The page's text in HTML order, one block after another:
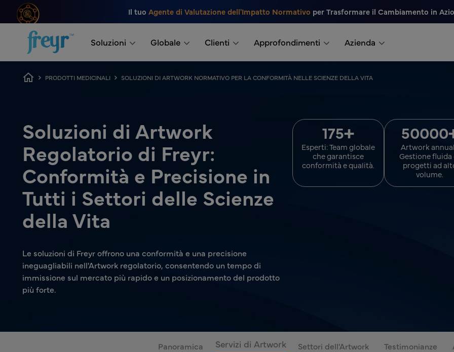
Salta al contenuto principale
Il tuo Agente di Valutazione dell'Impatto Normativo per Trasformare il Cambiamento in
Soluzioni Globale Clienti Approfondimenti Azienda
Breadcrumb
PRODOTTI MEDICINALI SOLUZIONI DI ARTWORK NORMATIVO PER LA CONFORMITÀ NELLE SCIENZE DELLA VITA
Soluzioni di Artwork
Regolatorio di Freyr:
Conformità e Precisione in
Tutti i Settori delle Scienze
della Vita
Le soluzioni di Freyr offrono una conformità e una precisione
ineguagliabili nell'Artwork regolatorio, consentendo un tempo di
immissione sul mercato più rapido e un posizionamento del prodotto
più forte.
175+
Esperti: Team globale
che garantisce
conformità e qualità.
50000
Artwork
Gestione fluida
progetti ad
volume.
Panoramica Servizi di Artwork Settori dell'Artwork Testimonianze